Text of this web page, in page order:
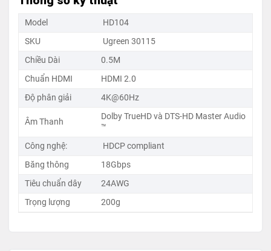
Cáp HDMI Ugreen HD104 có đầu mạ vàng 24K giúp tăng
chất lượng kết nối, dây mềm mại linh hoạt, dễ lắp đặt ở
mọi vị trí, phù hợp nhiều thiết bị HDMI.
Đạt chuẩn HDMI 2.0
thông 18Gbps, tương thích các thiết bị hiện đại.
Model
HD104
SKU
Ugreen 30115
Chiều Dài
0.5M
Chuẩn HDMI
HDMI 2.0
Độ phân giải
4K@60Hz
Âm Thanh
Dolby TrueHD và DTS-HD Master Audio
™
Công nghệ:
HDCP compliant
Băng thông
18Gbps
Tiêu chuẩn dây
24AWG
Trọng lượng
200g